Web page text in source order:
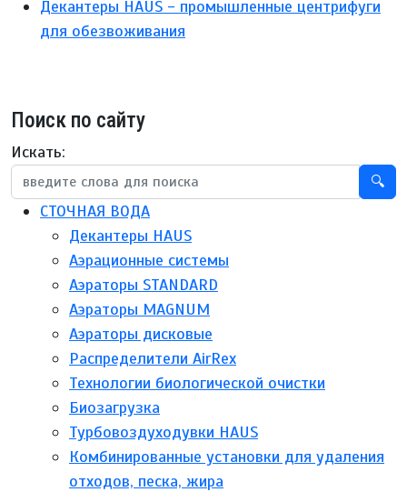
Декантеры HAUS - промышленные центрифуги
для обезвоживания
Поиск по сайту
Искать:
🔍
СТОЧНАЯ ВОДА
Декантеры HAUS
Аэрационные системы
Аэраторы STANDARD
Аэраторы MAGNUM
Аэраторы дисковые
Распределители AirRex
Технологии биологической очистки
Биозагрузка
Турбовоздуходувки HAUS
Комбинированные установки для удаления
отходов, песка, жира